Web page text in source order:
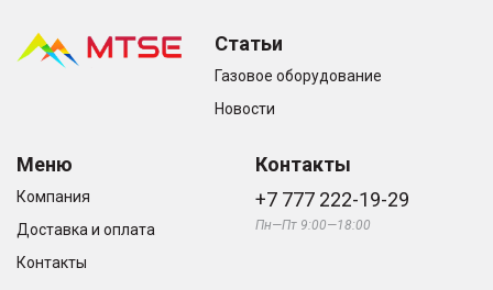
Статьи
Газовое оборудование
Новости
Меню
Компания
Доставка и оплата
Контакты
Контакты
+7 777 222-19-29
Пн—Пт 9:00—18:00